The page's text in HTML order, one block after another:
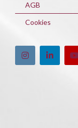
AGB
Cookies